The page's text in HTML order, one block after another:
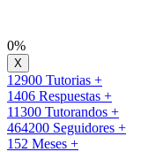
0%
12900 Tutorias +
1406 Respuestas +
11300 Tutorandos +
464200 Seguidores +
152 Meses +